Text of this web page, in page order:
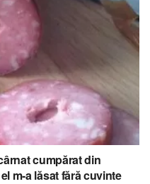
cumpărat din
m-a lăsat fără cuvinte